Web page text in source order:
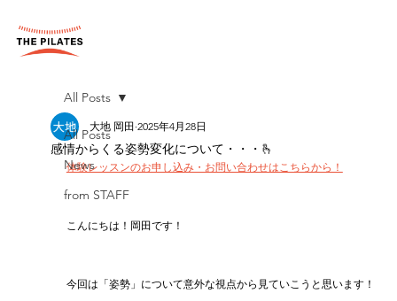
All Posts
News
from STAFF
All Posts
感情からくる姿勢変化について・・・🫰
大地 岡田 2025年4月28日
体験レッスンのお申し込み・お問い合わせはこちらから！
こんにちは！岡田です！
今回は「姿勢」について意外な視点から見ていこうと思います！